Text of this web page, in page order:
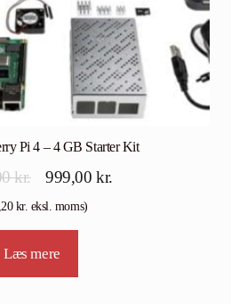
Pi 4 – 4 GB Starter Kit
kr.
Den
oprindelige
pris
var:
999,00 kr.
kr. eksl. moms)
Læs mere